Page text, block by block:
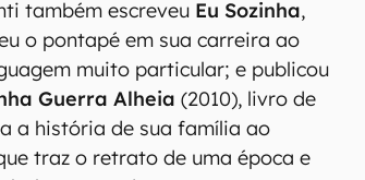
também escreveu Eu Sozinha,
o pontapé em sua carreira ao
muito particular; e publicou
Guerra Alheia (2010), livro de
a história de sua família ao
traz o retrato de uma época e